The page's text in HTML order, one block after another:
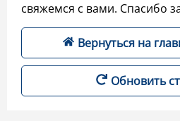
свяжемся с вами. Спасибо
Вернуться на
Обновить